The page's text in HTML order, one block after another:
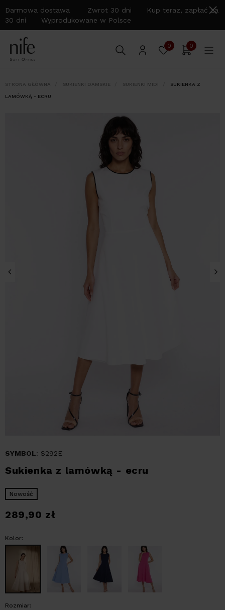
Darmowa dostawa Zwrot 30 dni Kup teraz, zapłać za
30 dni Wyprodukowane w Polsce
0 0
STRONA GŁÓWNA SUKIENKI DAMSKIE SUKIENKI MIDI SUKIENKA Z
LAMÓWKĄ - ECRU
SYMBOL: S292E
Sukienka z lamówką - ecru
Nowość
289,90 zł
Kolor:
Rozmiar: